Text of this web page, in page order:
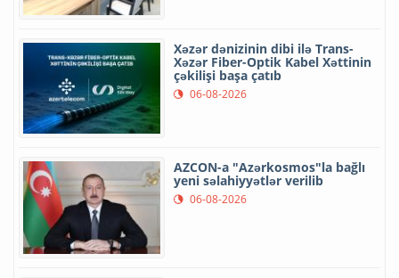
Xəzər dənizinin dibi ilə Trans-
Xəzər Fiber-Optik Kabel Xəttinin
çəkilişi başa çatıb
06-08-2026
AZCON-a "Azərkosmos"la bağlı
yeni səlahiyyətlər verilib
06-08-2026